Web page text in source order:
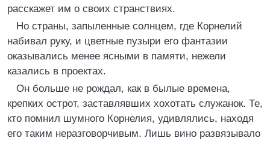
расскажет им о своих странствиях.
Но страны, запыленные солнцем, где Корнелий
набивал руку, и цветные пузыри его фантазии
оказывались менее ясными в памяти, нежели
казались в проектах.
Он больше не рождал, как в былые времена,
крепких острот, заставлявших хохотать служанок. Те,
кто помнил шумного Корнелия, удивлялись, находя
его таким неразговорчивым. Лишь вино развязывало